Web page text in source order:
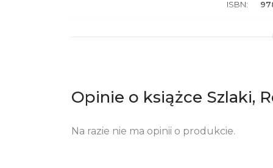
ISBN:
Ostrzeżenia oraz informacje dotyczące
bezpieczeństwa:
Opinie o książce Szlaki,
Na razie nie ma opinii o produkcie.